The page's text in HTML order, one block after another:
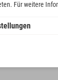
Für weitere